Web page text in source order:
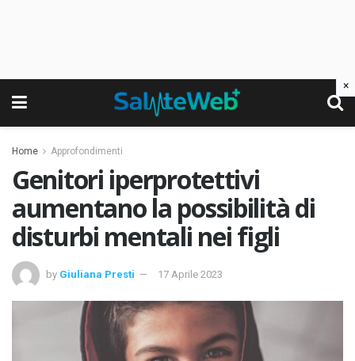
Home Approfondimenti
Genitori iperprotettivi
aumentano la possibilità di
disturbi mentali nei figli
by Giuliana Presti 17 Aprile 2023
×